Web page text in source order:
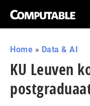
Home » Data & AI
KU Leuven